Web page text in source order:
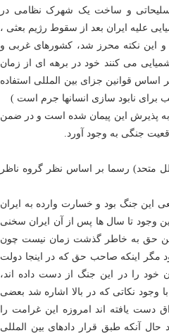
بیش از 3 هزار کارشناس تسلیحاتی و ساخت یک شهرک نظامی در
علیه ایران بعد از سقوط رژیم بعثی ،
این نکته محرز شد، کشورهای غربی و
می کنند خود در برهه ای از زمان
اساس قوانین جزای بین المللی استفاده
برای نابود سازی انسانها جرم است )
به پذیرش این پیمان شده است و در ضمن
جنگی به وجود آورد.
ملل متحد) رسما بر اساس نظر گروه ناظر
این جنگ بود و خسارت وارده به ایران
ولی با این وجود تا سال ها پس از آن ایران سخنی
این حق به خاطر گذشت زمان نیست چون
اینکه صاحب حق که در اینجا دولت
خود را در این جنگ از دست داده اند،
وجود نکاتی که در بالا اشاره شد بعضی
دست یافته اند امروزه این غرامت را
حال آنکه طبق قرار دادهای بین المللی